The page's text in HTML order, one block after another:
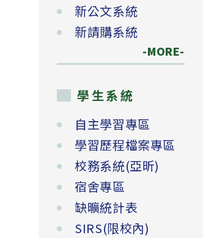
新公文系統
新請購系統
-MORE-
學生系統
自主學習專區
學習歷程檔案專區
校務系統(亞昕)
宿舍專區
缺曠統計表
SIRS(限校內)